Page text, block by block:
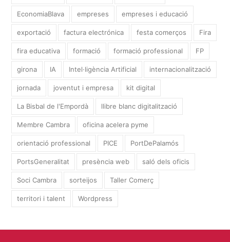
EconomiaBlava empreses empreses i educació
exportació factura electrónica festa comerços Fira
fira educativa formació formació professional FP
girona IA Intel·ligència Artificial internacionalització
jornada joventut i empresa kit digital
La Bisbal de l'Empordà llibre blanc digitalització
Membre Cambra oficina acelera pyme
orientació professional PICE PortDePalamós
PortsGeneralitat presència web saló dels oficis
Soci Cambra sorteijos Taller Comerç
territori i talent Wordpress